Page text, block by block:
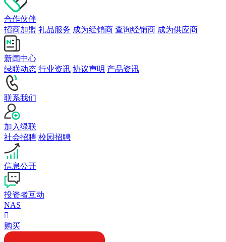
合作伙伴
招商加盟 礼品服务 成为经销商 查询经销商 成为供应商
新闻中心
绿联动态 行业资讯 协议声明 产品资讯
联系我们
加入绿联
社会招聘 校园招聘
信息公开
投资者互动
NAS

购买